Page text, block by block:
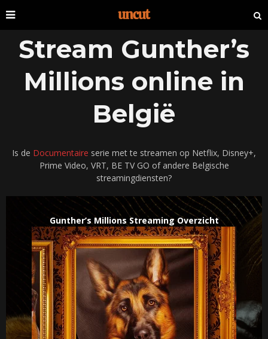
Stream Gunther’s
Millions online in
België
Is de Documentaire serie met te streamen op Netflix, Disney+,
Prime Video, VRT, BE TV GO of andere Belgische
streamingdiensten?
Gunther’s Millions Streaming Overzicht